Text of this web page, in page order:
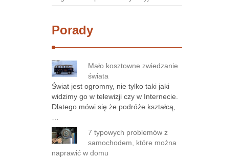
Porady
Mało kosztowne zwiedzanie
świata
Świat jest ogromny, nie tylko taki jaki
widzimy go w telewizji czy w Internecie.
Dlatego mówi się że podróże kształcą,
7 typowych problemów z
samochodem, które można
naprawić w domu